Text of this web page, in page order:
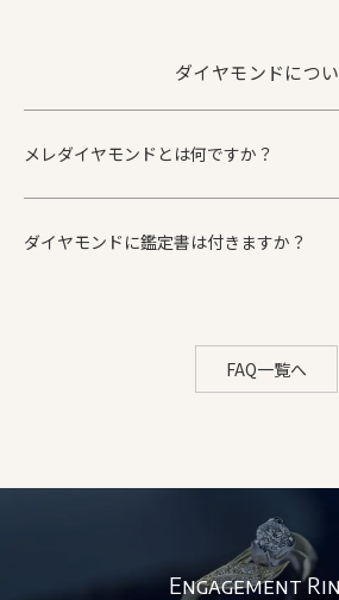
ダイヤモンドにつ
メレダイヤモンドとは何ですか？
ダイヤモンドに鑑定書は付きますか？
FAQ一覧へ
Engagement